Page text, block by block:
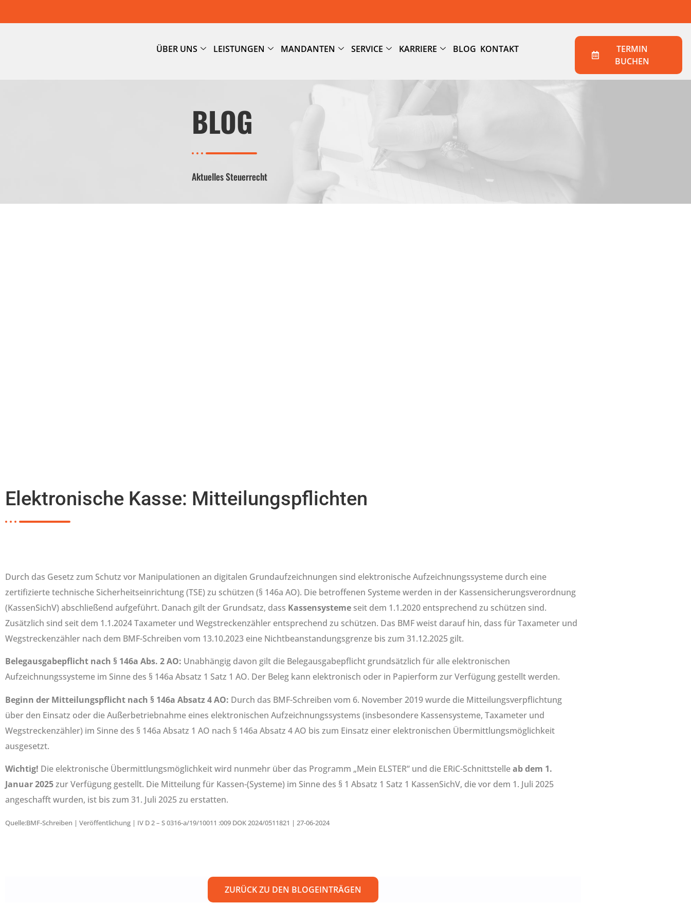
ÜBER UNS LEISTUNGEN MANDANTEN SERVICE KARRIERE BLOG KONTAKT
TERMIN
BUCHEN
BLOG
Aktuelles Steuerrecht
Elektronische Kasse: Mitteilungspflichten
Durch das Gesetz zum Schutz vor Manipulationen an digitalen Grundaufzeichnungen sind elektronische Aufzeichnungssysteme durch eine
zertifizierte technische Sicherheitseinrichtung (TSE) zu schützen (§ 146a AO). Die betroffenen Systeme werden in der Kassensicherungsverordnung
(KassenSichV) abschließend aufgeführt. Danach gilt der Grundsatz, dass Kassensystemeseit dem 1.1.2020 entsprechend zu schützen sind.
Zusätzlich sind seit dem 1.1.2024 Taxameter und Wegstreckenzähler entsprechend zu schützen. Das BMF weist darauf hin, dass für Taxameter und
Wegstreckenzähler nach dem BMF-Schreiben vom 13.10.2023 eine Nichtbeanstandungsgrenze bis zum 31.12.2025 gilt.
Belegausgabepflicht nach § 146a Abs. 2 AO: Unabhängig davon gilt die Belegausgabepflicht grundsätzlich für alle elektronischen
Aufzeichnungssysteme im Sinne des § 146a Absatz 1 Satz 1 AO. Der Beleg kann elektronisch oder in Papierform zur Verfügung gestellt werden.
Beginn der Mitteilungspflicht nach § 146a Absatz 4 AO: Durch das BMF-Schreiben vom 6. November 2019 wurde die Mitteilungsverpflichtung
über den Einsatz oder die Außerbetriebnahme eines elektronischen Aufzeichnungssystems (insbesondere Kassensysteme, Taxameter und
Wegstreckenzähler) im Sinne des § 146a Absatz 1 AO nach § 146a Absatz 4 AO bis zum Einsatz einer elektronischen Übermittlungsmöglichkeit
ausgesetzt.
Wichtig! Die elektronische Übermittlungsmöglichkeit wird nunmehr über das Programm „Mein ELSTER“ und die ERiC-Schnittstelleab dem 1.
Januar 2025zur Verfügung gestellt. Die Mitteilung für Kassen-(Systeme) im Sinne des § 1 Absatz 1 Satz 1 KassenSichV, die vor dem 1. Juli 2025
angeschafft wurden, ist bis zum 31. Juli 2025 zu erstatten.
Quelle:BMF-Schreiben | Veröffentlichung | IV D 2 – S 0316-a/19/10011 :009 DOK 2024/0511821 | 27-06-2024
ZURÜCK ZU DEN BLOGEINTRÄGEN